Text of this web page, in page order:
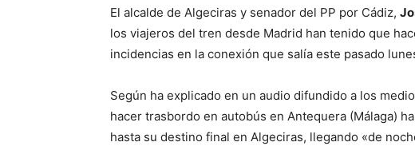
El alcalde de Algeciras y senador del PP por Cádiz,
los viajeros del tren desde Madrid han tenido que
incidencias en la conexión que salía este pasado
Según ha explicado en un audio difundido a los
hacer trasbordo en autobús en Antequera (Málaga)
hasta su destino final en Algeciras, llegando «de